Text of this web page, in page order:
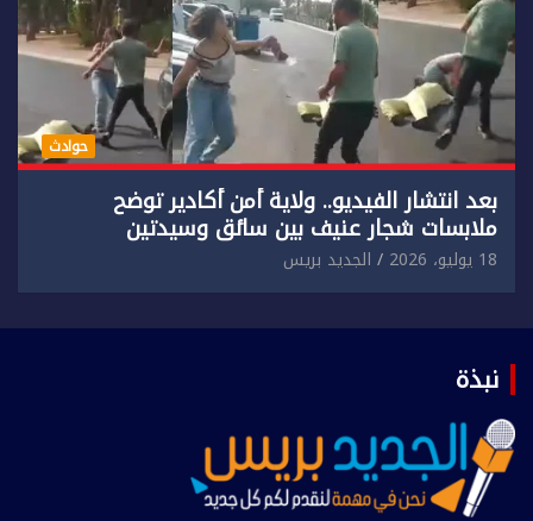
حوادث
بعد انتشار الفيديو.. ولاية أمن أكادير توضح
ملابسات شجار عنيف بين سائق وسيدتين
18 يوليو، 2026 الجديد بريس
نبذة